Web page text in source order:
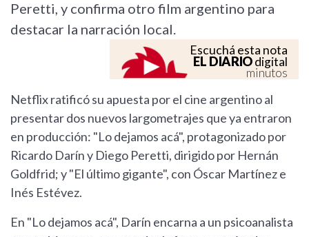
Peretti, y confirma otro film argentino para
destacar la narración local.
Escuchá esta nota
EL DIARIOdigital
minutos
Netflix ratificó su apuesta por el cine argentino al
presentar dos nuevos largometrajes que ya entraron
en producción: "Lo dejamos acá", protagonizado por
Ricardo Darín y Diego Peretti, dirigido por Hernán
Goldfrid; y "El último gigante", con Óscar Martínez e
Inés Estévez.
En "Lo dejamos acá", Darín encarna a un psicoanalista